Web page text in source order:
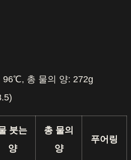
96℃, 총 물의 양: 272g
붓는
양
총 물의
양
푸어링